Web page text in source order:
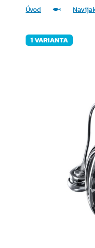
Úvod
1 VARIANTA